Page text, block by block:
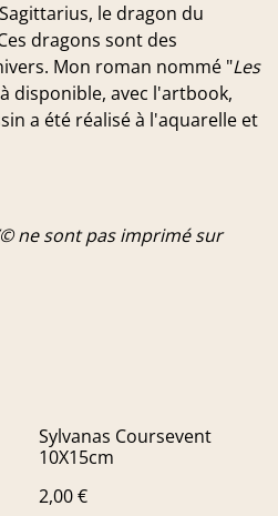
le dragon du
dragons sont des
Mon roman nommé "Les
disponible, avec l'artbook,
a été réalisé à l'aquarelle et
ne sont pas imprimé sur
Sylvanas Coursevent
10X15cm
2,00 €